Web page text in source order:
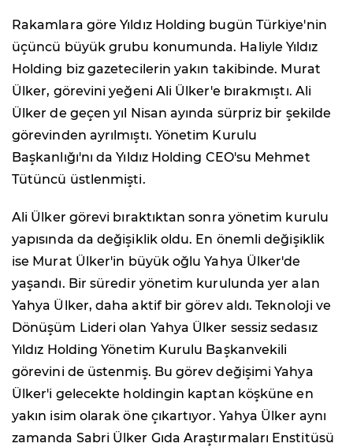
Rakamlara göre Yıldız Holding bugün Türkiye'nin
üçüncü büyük grubu konumunda. Haliyle Yıldız
Holding biz gazetecilerin yakın takibinde. Murat
Ülker, görevini yeğeni Ali Ülker'e bırakmıştı. Ali
Ülker de geçen yıl Nisan ayında sürpriz bir şekilde
görevinden ayrılmıştı. Yönetim Kurulu
Başkanlığı'nı da Yıldız Holding CEO'su Mehmet
Tütüncü üstlenmişti.
Ali Ülker görevi bıraktıktan sonra yönetim kurulu
yapısında da değişiklik oldu. En önemli değişiklik
ise Murat Ülker'in büyük oğlu Yahya Ülker'de
yaşandı. Bir süredir yönetim kurulunda yer alan
Yahya Ülker, daha aktif bir görev aldı. Teknoloji ve
Dönüşüm Lideri olan Yahya Ülker sessiz sedasız
Yıldız Holding Yönetim Kurulu Başkanvekili
görevini de üstenmiş. Bu görev değişimi Yahya
Ülker'i gelecekte holdingin kaptan köşküne en
yakın isim olarak öne çıkartıyor. Yahya Ülker aynı
zamanda Sabri Ülker Gıda Araştırmaları Enstitüsü